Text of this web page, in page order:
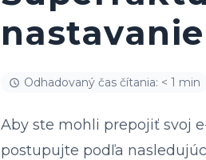
nastavanie
Odhadovaný čas čítania: < 1 min
Aby ste mohli prepojiť svoj
postupujte podľa